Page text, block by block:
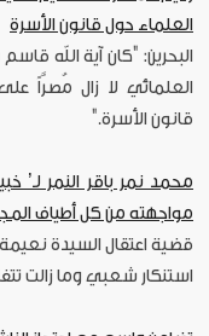
العلماء حول قانون الأسرة
البحرين: "كان آية الله
العلمائي لا زال مُصرَّاً
قانون الأسرة."
محمد نمر باقر النمر لـ’
مواجهته من كل أطياف
قضية اعتقال السيدة
استنكار شعبي وما زالت